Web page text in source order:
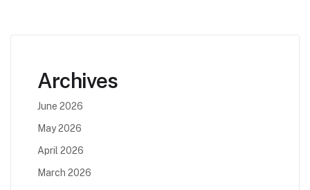
Archives
June 2026
May 2026
April 2026
March 2026